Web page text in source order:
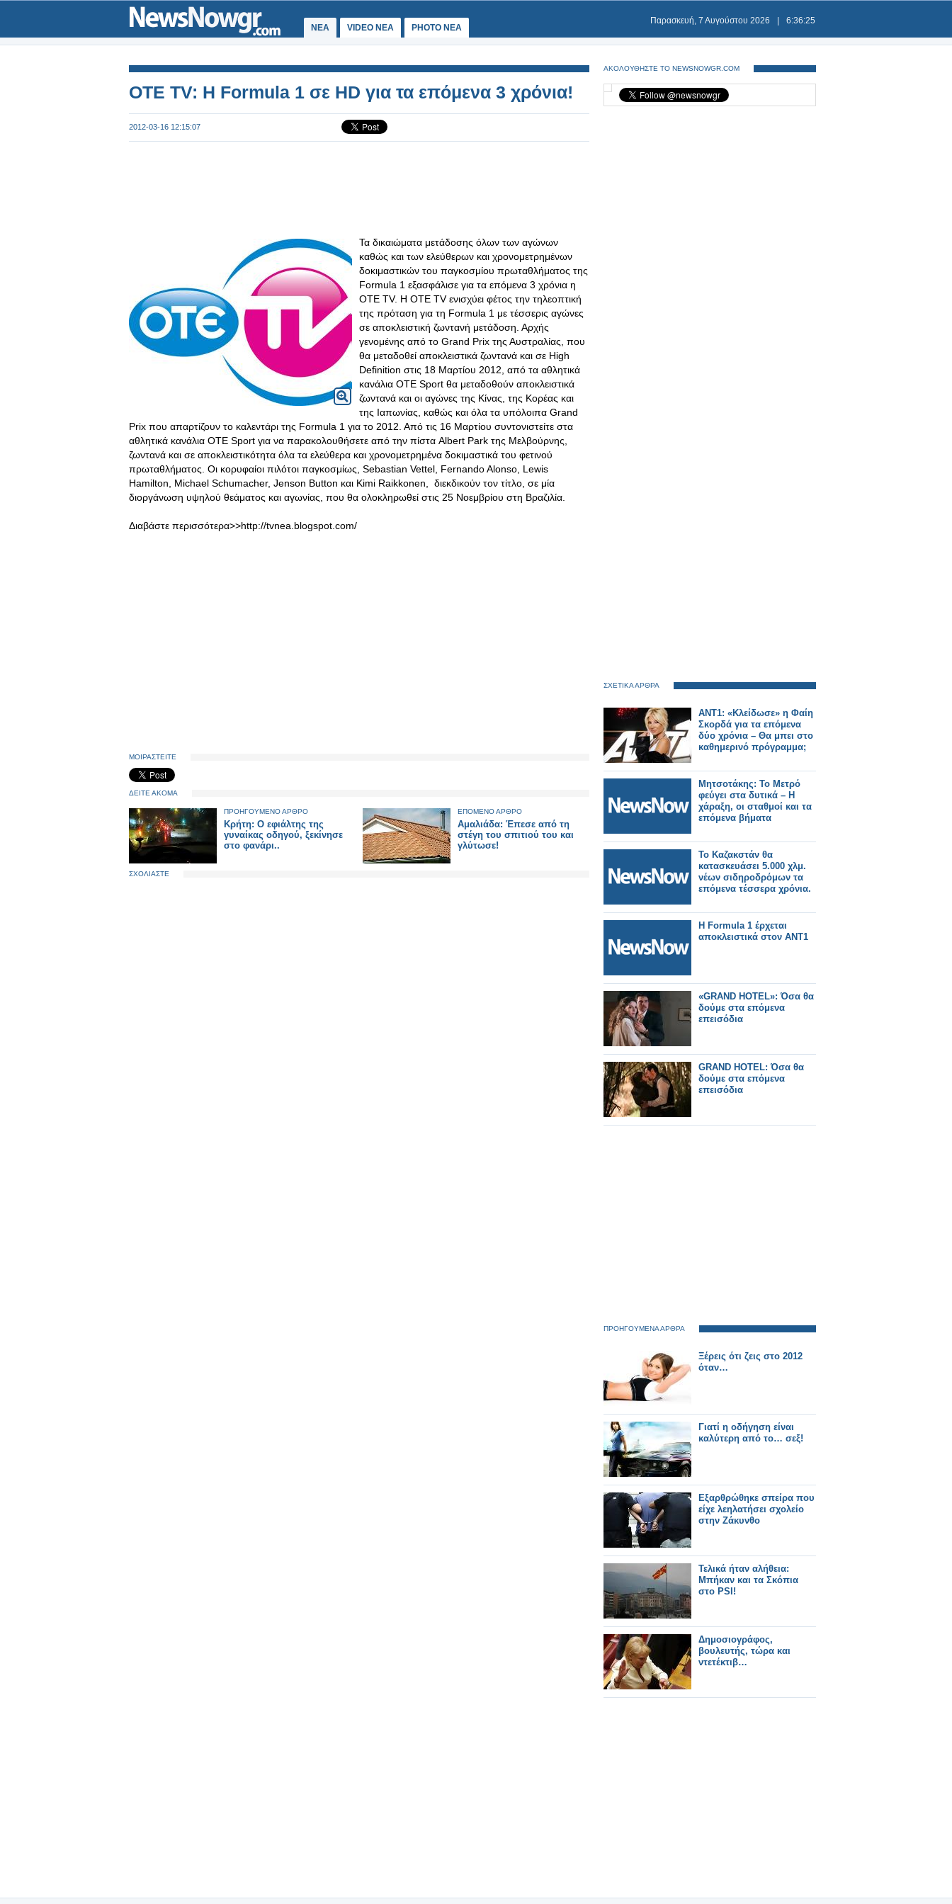
ΝΕΑ VIDEO NEA PHOTO NEA
Παρασκευή, 7 Αυγούστου 2026 6:36:25
OTE TV: H Formula 1 σε HD για τα επόμενα 3 χρόνια!
2012-03-16 12:15:07
Τα δικαιώματα μετάδοσης όλων των αγώνων
καθώς και των ελεύθερων και χρονομετρημένων
δοκιμαστικών του παγκοσμίου πρωταθλήματος της
Formula 1 εξασφάλισε για τα επόμενα 3 χρόνια η
ΟΤΕ TV. Η ΟΤΕ TV ενισχύει φέτος την τηλεοπτική
της πρόταση για τη Formula 1 με τέσσερις αγώνες
σε αποκλειστική ζωντανή μετάδοση. Αρχής
γενομένης από το Grand Prix της Αυστραλίας, που
θα μεταδοθεί αποκλειστικά ζωντανά και σε High
Definition στις 18 Μαρτίου 2012, από τα αθλητικά
κανάλια OTE Sport θα μεταδοθούν αποκλειστικά
ζωντανά και οι αγώνες της Κίνας, της Κορέας και
της Ιαπωνίας, καθώς και όλα τα υπόλοιπα Grand
Prix που απαρτίζουν το καλεντάρι της Formula 1 για το 2012. Από τις 16 Μαρτίου συντονιστείτε στα
αθλητικά κανάλια OTE Sport για να παρακολουθήσετε από την πίστα Albert Park της Μελβούρνης,
ζωντανά και σε αποκλειστικότητα όλα τα ελεύθερα και χρονομετρημένα δοκιμαστικά του φετινού
πρωταθλήματος. Οι κορυφαίοι πιλότοι παγκοσμίως, Sebastian Vettel, Fernando Alonso, Lewis
Hamilton, Michael Schumacher, Jenson Button και Kimi Raikkonen, διεκδικούν τον τίτλο, σε μία
διοργάνωση υψηλού θεάματος και αγωνίας, που θα ολοκληρωθεί στις 25 Νοεμβρίου στη Βραζιλία.
Διαβάστε περισσότερα>>http://tvnea.blogspot.com/
ΜΟΙΡΑΣΤΕΙΤΕ
ΔΕΙΤΕ ΑΚΟΜΑ
ΠΡΟΗΓΟΥΜΕΝΟ ΑΡΘΡΟ
Κρήτη: Ο εφιάλτης της
γυναίκας οδηγού, ξεκίνησε
στο φανάρι..
ΕΠΟΜΕΝΟ ΑΡΘΡΟ
Αμαλιάδα: Έπεσε από τη
στέγη του σπιτιού του και
γλύτωσε!
ΣΧΟΛΙΑΣΤΕ
ΑΚΟΛΟΥΘΗΣΤΕ ΤΟ NEWSNOWGR.COM
ΣΧΕΤΙΚΑ ΑΡΘΡΑ
ANT1: «Κλείδωσε» η Φαίη
Σκορδά για τα επόμενα
δύο χρόνια – Θα μπει στο
καθημερινό πρόγραμμα;
Μητσοτάκης: Το Μετρό
φεύγει στα δυτικά – Η
χάραξη, οι σταθμοί και τα
επόμενα βήματα
Το Καζακστάν θα
κατασκευάσει 5.000 χλμ.
νέων σιδηροδρόμων τα
επόμενα τέσσερα χρόνια.
Η Formula 1 έρχεται
αποκλειστικά στον ΑΝΤ1
«GRAND HOTEL»: Όσα θα
δούμε στα επόμενα
επεισόδια
GRAND HOTEL: Όσα θα
δούμε στα επόμενα
επεισόδια
ΠΡΟΗΓΟΥΜΕΝΑ ΑΡΘΡΑ
Ξέρεις ότι ζεις στο 2012
όταν…
Γιατί η οδήγηση είναι
καλύτερη από το… σεξ!
Εξαρθρώθηκε σπείρα που
είχε λεηλατήσει σχολείο
στην Ζάκυνθο
Τελικά ήταν αλήθεια:
Μπήκαν και τα Σκόπια
στο PSI!
Δημοσιογράφος,
βουλευτής, τώρα και
ντετέκτιβ…